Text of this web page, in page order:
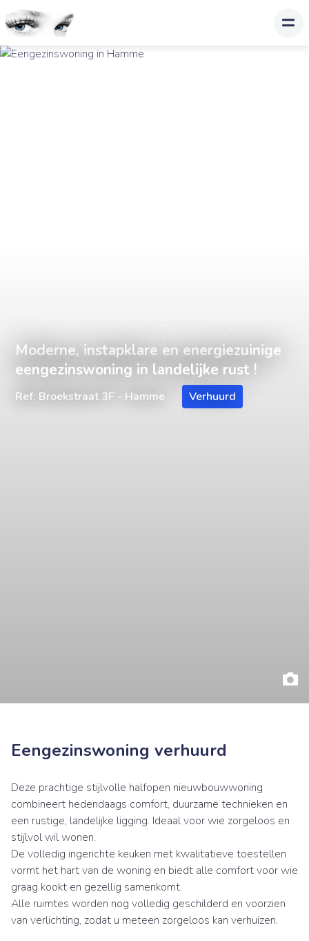
Moderne, instapklare en energiezuinige
eengezinswoning in landelijke rust !
Ref: Broekstraat 3F - Hamme Verhuurd
Eengezinswoning verhuurd
Deze prachtige stijlvolle halfopen nieuwbouwwoning
combineert hedendaags comfort, duurzame technieken en
een rustige, landelijke ligging. Ideaal voor wie zorgeloos en
stijlvol wil wonen.
De volledig ingerichte keuken met kwalitatieve toestellen
vormt het hart van de woning en biedt alle comfort voor wie
graag kookt en gezellig samenkomt.
Alle ruimtes worden nog volledig geschilderd en voorzien
van verlichting, zodat u meteen zorgeloos kan verhuizen.